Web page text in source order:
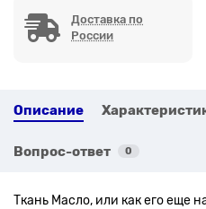
Доставка по
России
Описание
Вопрос-ответ 0
Ткань Масло, или как его еще